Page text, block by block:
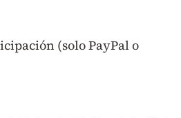
(solo PayPal o